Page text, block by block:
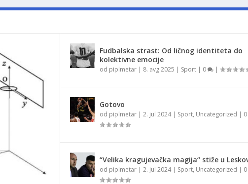
Fudbalska strast: Od ličnog identiteta do
kolektivne emocije
od piplmetar| 8. avg 2025 | Sport| 0 |
Gotovo
od piplmetar| 2. jul 2024| Sport, Uncategorized | 0
“Velika kragujevačka magija“ stiže u
od piplmetar| 2. jul 2024| Sport, Uncategorized | 0